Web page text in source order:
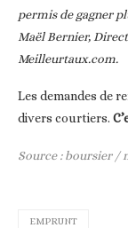
permis de gagner
Maël Bernier,
Meilleurtaux.com.
Les demandes de
divers courtiers.
Source : boursier /
EMPRUNT